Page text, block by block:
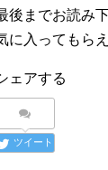
後までお読み
に入ってもら
ェアする
ツイート